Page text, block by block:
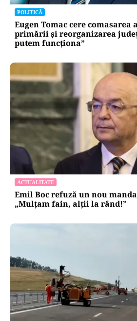
POLITICĂ
Eugen Tomac cere comasarea
primării și reorganizarea
putem funcționa”
ACTUALITATE
Emil Boc refuză un nou
„Mulțam fain, alții la rând!”